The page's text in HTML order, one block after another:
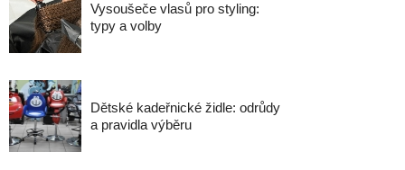
Vysoušeče vlasů pro styling:
typy a volby
Dětské kadeřnické židle: odrůdy
a pravidla výběru